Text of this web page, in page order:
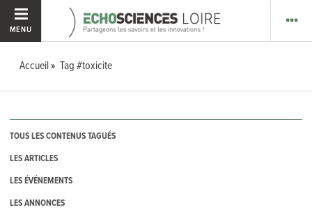
MENU
Accueil Tag #toxicite
TOUS LES CONTENUS TAGUÉS
LES ARTICLES
LES ÉVÉNEMENTS
LES ANNONCES